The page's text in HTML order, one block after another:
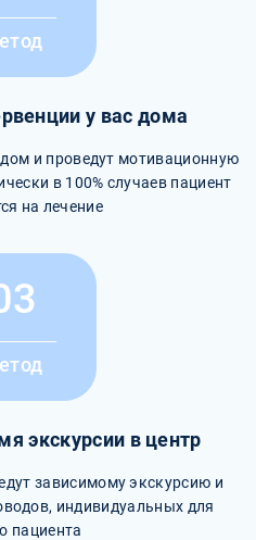
у вас дома
и проведут мотивационную
в 100% случаев пациент
на лечение
экскурсии в центр
зависимому экскурсию и
индивидуальных для
пациента